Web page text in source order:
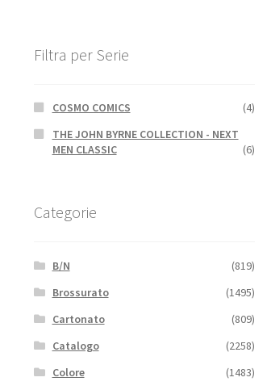
Filtra per Serie
COSMO COMICS
(4)
THE JOHN BYRNE COLLECTION - NEXT
MEN CLASSIC
(6)
Categorie
B/N
(819)
Brossurato
(1495)
Cartonato
(809)
Catalogo
(2258)
Colore
(1483)